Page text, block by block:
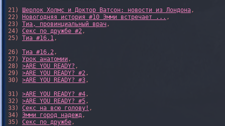
21) Шерлок Холмс и Доктор Ватсон: новости из Лондона,
22)
Новогодняя история #10 Эмми встречает ... ,
23) Тиа, провинциальный врач,
24) Секс по дружбе #2,
25) Тиа #16.1,
26) Тиа #16.2,
27) Урок анатомии,
28) >ARE YOU READY? ,
29) >ARE YOU READY? #2,
30) >ARE YOU READY? #3,
31) >ARE YOU READY? #4,
32) >ARE YOU READY? #5,
33) Секс на всю голову! ,
34) Эмми город надежд,
35) Секс по дружбе,